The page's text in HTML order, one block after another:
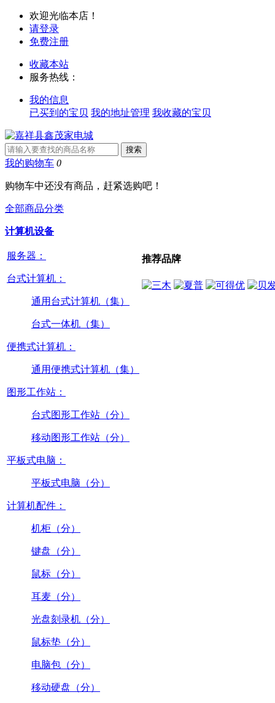
欢迎光临本店！
请登录
免费注册
收藏本站
服务热线：
我的信息
已买到的宝贝 我的地址管理 我收藏的宝贝
我的购物车 0
购物车中还没有商品，赶紧选购吧！
全部商品分类
计算机设备
服务器：
台式计算机：
通用台式计算机（集）
台式一体机（集）
便携式计算机：
通用便携式计算机（集）
图形工作站：
台式图形工作站（分）
移动图形工作站（分）
平板式电脑：
平板式电脑（分）
计算机配件：
机柜（分）
键盘（分）
鼠标（分）
耳麦（分）
光盘刻录机（分）
鼠标垫（分）
电脑包（分）
移动硬盘（分）
推荐品牌